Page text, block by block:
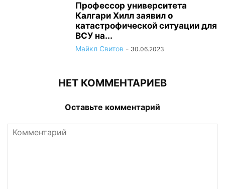
Профессор университета
Калгари Хилл заявил о
катастрофической ситуации для
ВСУ на...
Майкл Свитов - 30.06.2023
НЕТ КОММЕНТАРИЕВ
Оставьте комментарий